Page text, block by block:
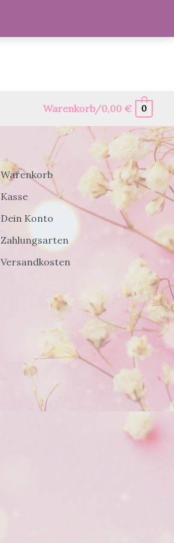
Warenkorb/0,00€ 0
Warenkorb
Kasse
Dein Konto
Zahlungsarten
Versandkosten